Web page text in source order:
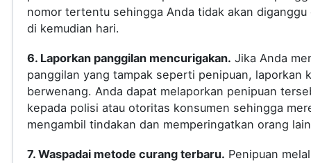
nomor tertentu sehingga Anda tidak akan diganggu
di kemudian hari.
6. Laporkan panggilan mencurigakan. Jika Anda
panggilan yang tampak seperti penipuan, laporkan
berwenang. Anda dapat melaporkan penipuan
kepada polisi atau otoritas konsumen sehingga
mengambil tindakan dan memperingatkan orang
7. Waspadai metode curang terbaru. Penipuan